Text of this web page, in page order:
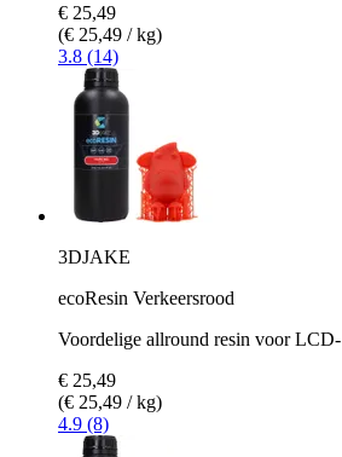
€ 25,49
(€ 25,49 / kg)
3.8 (14)
3DJAKE
ecoResin Verkeersrood
Voordelige allround resin voor
€ 25,49
(€ 25,49 / kg)
4.9 (8)